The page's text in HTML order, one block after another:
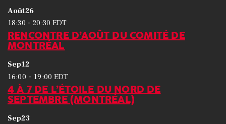
Août26
18:30 -20:30 EDT
RENCONTRE D’AOÛT DU COMITÉ DE
MONTRÉAL
Sep12
16:00 - 19:00 EDT
4 À 7 DE L’ÉTOILE DU NORD DE
SEPTEMBRE (MONTRÉAL)
Sep23